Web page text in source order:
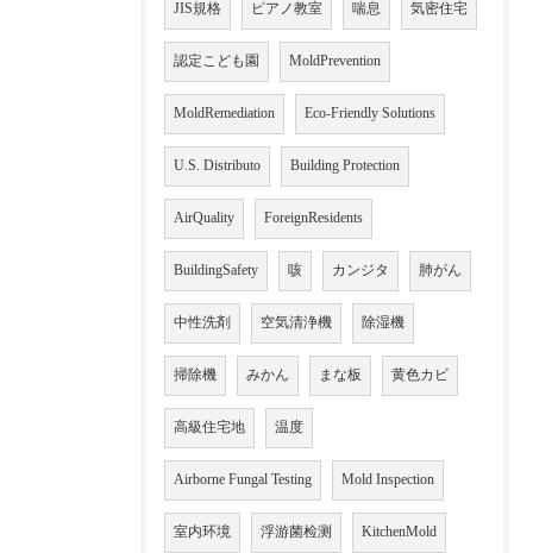
JIS規格 ピアノ教室 喘息 気密住宅
認定こども園 MoldPrevention
MoldRemediation Eco-Friendly Solutions
U.S. Distributo Building Protection
AirQuality ForeignResidents
BuildingSafety 咳 カンジタ 肺がん
中性洗剤 空気清浄機 除湿機
掃除機 みかん まな板 黄色カビ
高級住宅地 温度
Airborne Fungal Testing Mold Inspection
室内环境 浮游菌检测 KitchenMold